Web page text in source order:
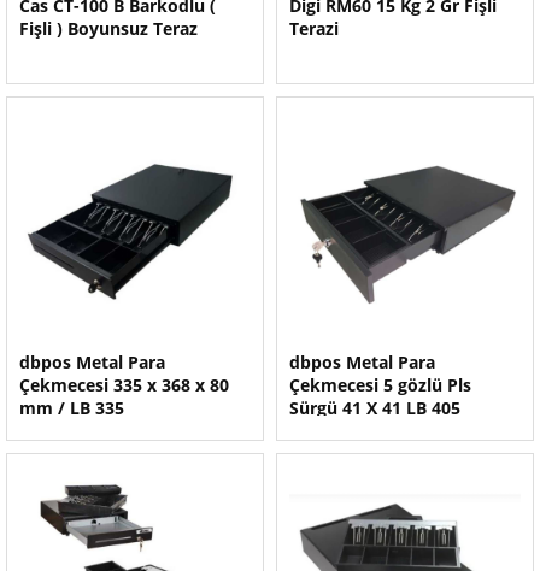
Cas CT-100 B Barkodlu (
Fişli ) Boyunsuz Teraz
Digi RM60 15 Kg 2 Gr Fişli
Terazi
dbpos Metal Para
Çekmecesi 335 x 368 x 80
mm / LB 335
dbpos Metal Para
Çekmecesi 5 gözlü Pls
Sürgü 41 X 41 LB 405